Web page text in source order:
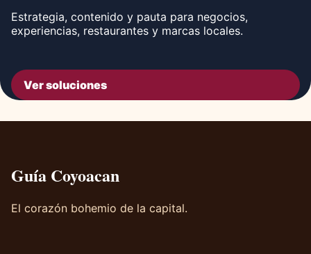
Estrategia, contenido y pauta para negocios,
experiencias, restaurantes y marcas locales.
Ver soluciones
Guía Coyoacan
El corazón bohemio de la capital.